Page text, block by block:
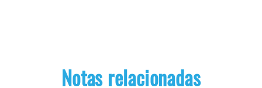
Notas relacionadas